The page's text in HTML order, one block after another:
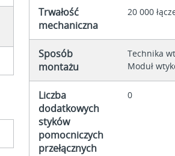
Trwałość
mechaniczna
20 000
Sposób
montażu
Technika
Moduł
Liczba
dodatkowych
styków
pomocniczych
przełącznych
0